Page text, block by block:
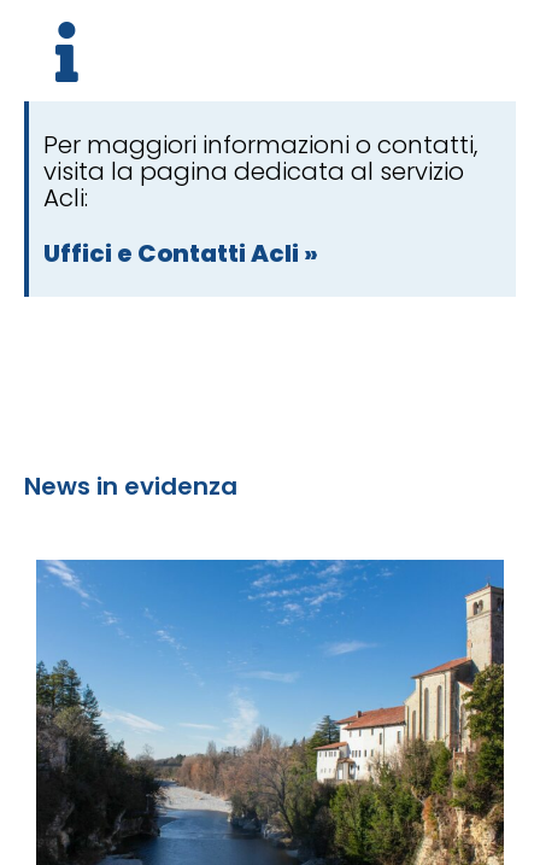
Per maggiori informazioni o contatti,
visita la pagina dedicata al servizio
Acli:
Uffici e Contatti Acli »
News in evidenza